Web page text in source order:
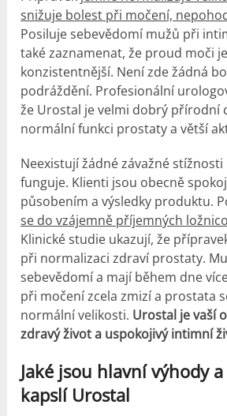
snižuje bolest při močení,
Posiluje sebevědomí mužů při
také zaznamenat, že proud moči
konzistentnější. Není zde žádná
podráždění. Profesionální
že Urostal je velmi dobrý přírodní
normální funkci prostaty a větší
Neexistují žádné závažné
funguje. Klienti jsou obecně
působením a výsledky produktu.
se do vzájemně příjemných
Klinické studie ukazují, že
při normalizaci zdraví prostaty.
sebevědomí a mají během dne
při močení zcela zmizí a prostata
normální velikosti. Urostal je vaší
zdravý život a uspokojivý intimní
Jaké jsou hlavní výhody
kapslí Urostal